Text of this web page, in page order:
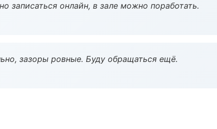
записаться онлайн, в зале можно поработать.
зазоры ровные. Буду обращаться ещё.